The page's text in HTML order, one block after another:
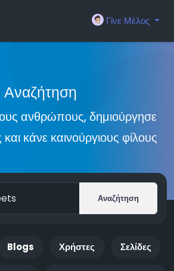
Γίνε Μέλος
Αναζήτηση
ανθρώπους, δημιούργησε
κάνε καινούργιους φίλους
Αναζήτηση
Blogs Χρήστες Σελίδες